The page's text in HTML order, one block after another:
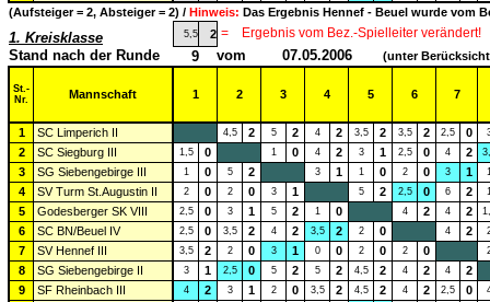
(Aufsteiger = 2, Absteiger = 2) / Hinweis: Das Ergebnis Hennef - Beuel wurde vom
1. Kreisklasse 5,5 2 = Ergebnis vom Bez.-Spielleiter verändert!
Stand nach der Runde 9 vom 07.05.2006 (unter
St.-
Nr.
Mannschaft 1 2 3 4 5 6 7
1 SC Limperich II 4,5 2 5 2 4 2 3,5 2 3,5 2 2,5 0
2 SC Siegburg III 1,5 0 1 0 4 2 3 1 2,5 0 4 2
3 SG Siebengebirge III 1 0 5 2 3 1 1 0 2 0 3 1
4 SV Turm St.Augustin II 2 0 2 0 3 1 5 2 2,5 0 6 2
5 Godesberger SK VIII 2,5 0 3 1 5 2 1 0 4 2 4 2
6 SC BN/Beuel IV 2,5 0 3,5 2 4 2 3,5 2 2 0 4 2
7 SV Hennef III 3,5 2 2 0 3 1 0 0 2 0 2 0
8 SG Siebengebirge II 3 1 2,5 0 5 2 5 2 4,5 2 4 2 4
2
9
SF Rheinbach III 4 2 3 1 2 0 3,5 2 4,5 2 4 2 2,5 0